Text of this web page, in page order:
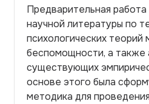
Предварительная
научной литературы по
психологических теорий
беспомощности, а также
существующих
основе этого была
методика для